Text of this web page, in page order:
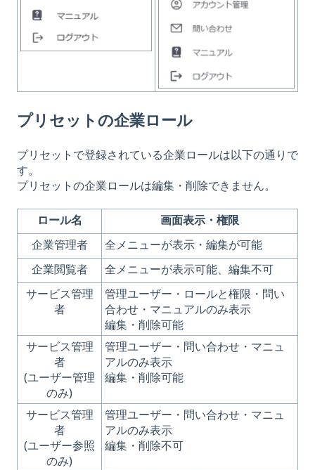
プリセットの企業ロール
プリセットで登録されている企業ロールは以下の通りで
す。
プリセットの企業ロールは編集・削除できません。
ロール名
画面表示・権限
企業管理者
全メニューが表示・編集が可能
企業閲覧者
全メニューが表示可能、編集不可
サービス管理
者
管理ユーザー・ロールと権限・問い
合わせ・マニュアルのみ表示
編集・削除可能
サービス管理
者
(ユーザー管理
のみ)
管理ユーザー・問い合わせ・マニュ
アルのみ表示
編集・削除可能
サービス管理
者
(ユーザー参照
のみ)
管理ユーザー・問い合わせ・マニュ
アルのみ表示
編集・削除不可